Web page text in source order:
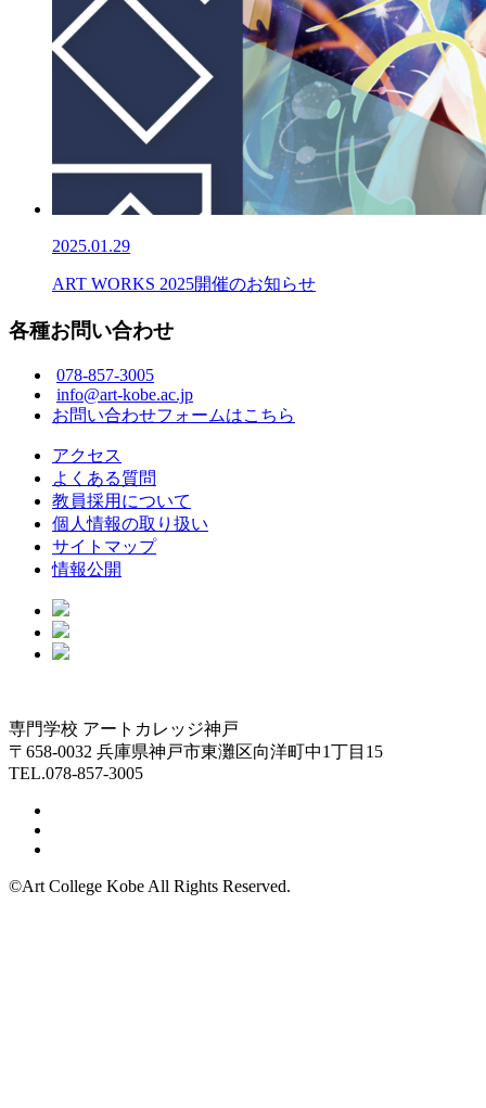
2025.01.29
ART WORKS 2025開催のお知らせ
各種お問い合わせ
078-857-3005
info@art-kobe.ac.jp
お問い合わせフォームはこちら
アクセス
よくある質問
教員採用について
個人情報の取り扱い
サイトマップ
情報公開
専門学校 アートカレッジ神戸
〒658-0032 兵庫県神戸市東灘区向洋町中1丁目15
TEL.078-857-3005
©Art College Kobe All Rights Reserved.